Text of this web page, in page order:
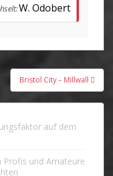
W. Odobert
Bristol City – Millwall
auf dem
Profis und Amateure